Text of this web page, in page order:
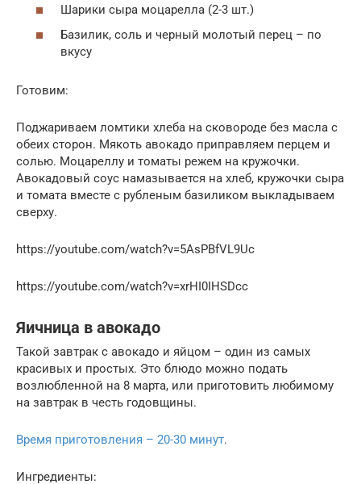
Шарики сыра моцарелла (2-3 шт.)
Базилик, соль и черный молотый перец – по
вкусу
Готовим:
Поджариваем ломтики хлеба на сковороде без масла с
обеих сторон. Мякоть авокадо приправляем перцем и
солью. Моцареллу и томаты режем на кружочки.
Авокадовый соус намазывается на хлеб, кружочки сыра
и томата вместе с рубленым базиликом выкладываем
сверху.
https://youtube.com/watch?v=5AsPBfVL9Uc
https://youtube.com/watch?v=xrHI0IHSDcc
Яичница в авокадо
Такой завтрак с авокадо и яйцом – один из самых
красивых и простых. Это блюдо можно подать
возлюбленной на 8 марта, или приготовить любимому
на завтрак в честь годовщины.
Время приготовления – 20-30 минут.
Ингредиенты: